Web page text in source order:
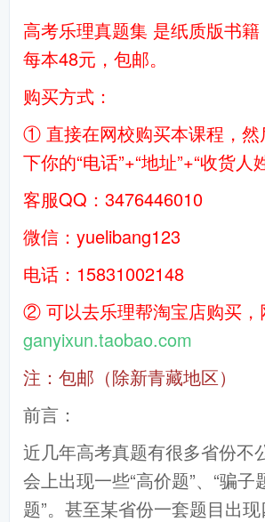
高考乐理真题集 是纸质版书籍
每本48元，包邮。
购买方式：
① 直接在网校购买本课程，然
下你的“电话”+“地址”+“收货人
客服QQ：3476446010
微信：yuelibang123
电话：15831002148
② 可以去乐理帮淘宝店购买，
ganyixun.taobao.com
注：包邮（除新青藏地区）
前言：
近几年高考真题有很多省份不
会上出现一些“高价题”、“骗子
题”。甚至某省份一套题目出